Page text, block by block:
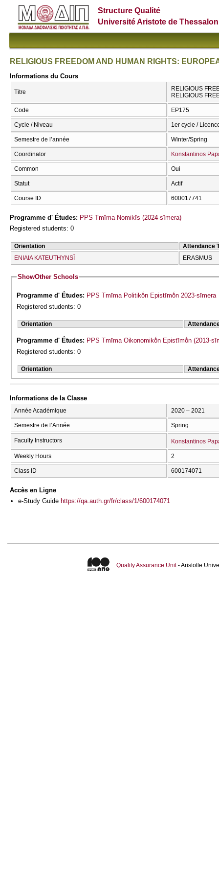
Structure Qualité
Université Aristote de
RELIGIOUS FREEDOM AND HUMAN RIGHTS:
Informations du Cours
Titre
RELIGIOUS
RELIGIOUS
Code EP175
Cycle / Niveau 1er cycle /
Semestre de l’année Winter/Spring
Coordinator Konstantinos
Common Oui
Statut Actif
Course ID 600017741
Programme d' Études: PPS Tmīma Nomikīs (2024-sīmera)
Registered students: 0
Orientation
Attendance
ENIAIA KATEUTHYNSĪ
ERASMUS
ShowOther Schools
Programme d' Études: PPS Tmīma Politikṓn Epistīmṓn 2023-sīmera
Registered students: 0
Orientation
Programme d' Études: PPS Tmīma Oikonomikṓn Epistīmṓn (2013-
Registered students: 0
Orientation
Informations de la Classe
Année Académique 2020 – 2021
Semestre de l’Année Spring
Faculty Instructors Konstantinos
Weekly Hours 2
Class ID 600174071
Accès en Ligne
e-Study Guide https://qa.auth.gr/fr/class/1/600174071
Quality Assurance Unit- Aristotle